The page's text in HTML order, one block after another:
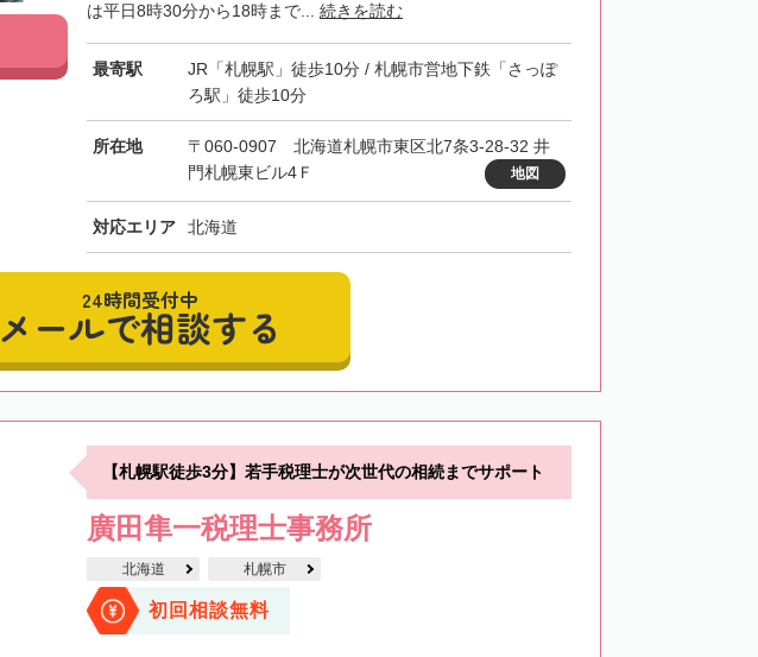
は平日8時30分から18時まで... 続きを読む
最寄駅
JR「札幌駅」徒歩10分 / 札幌市営地下鉄「さっぽ
ろ駅」徒歩10分
所在地
〒060-0907 北海道札幌市東区北7条3-28-32 井
門札幌東ビル4Ｆ
地図
対応エリア 北海道
24時間受付中
メールで相談する
【札幌駅徒歩3分】若手税理士が次世代の相続までサポート
廣田隼一税理士事務所
北海道 札幌市
初回相談無料